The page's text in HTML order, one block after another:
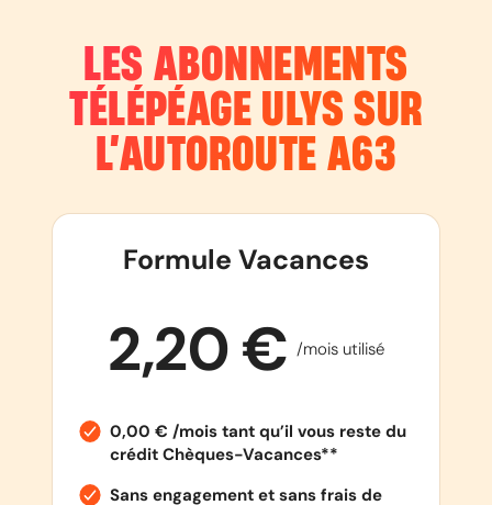
LES ABONNEMENTS
TÉLÉPÉAGE ULYS SUR
L’AUTOROUTE A63
Formule Vacances
2,20 € /mois utilisé
0,00 € /mois tant qu’il vous reste du
crédit Chèques-Vacances**
Sans engagement et sans frais de